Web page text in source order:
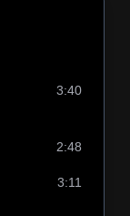
3:40
2:48
3:11